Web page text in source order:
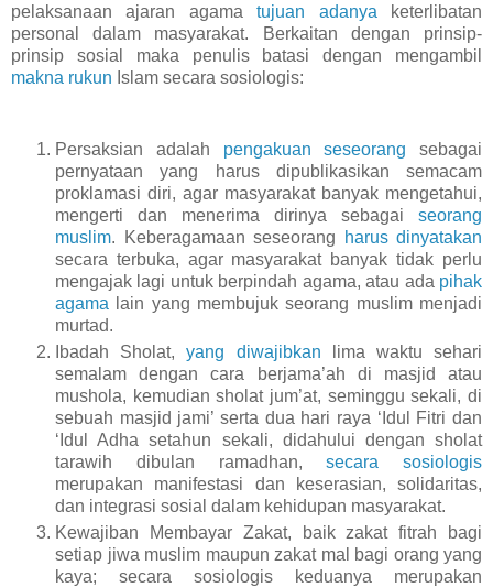
pelaksanaan ajaran agamatujuan adanya keterlibatan
personal dalam masyarakat. Berkaitan dengan prinsip-
prinsip sosial maka penulis batasi dengan mengambil
makna rukun Islam secara sosiologis:
Persaksian adalah pengakuan seseorang sebagai
pernyataan yang harus dipublikasikan semacam
proklamasi diri, agar masyarakat banyak mengetahui,
mengerti dan menerima dirinya sebagai seorang
muslim. Keberagamaan seseorang
harus dinyatakan
secara terbuka, agar masyarakat banyak tidak perlu
mengajak lagi untuk berpindah agama, atau ada pihak
agama lain yang membujuk seorang muslim menjadi
murtad.
Ibadah Sholat,yang diwajibkan lima waktu sehari
semalam dengan cara berjama’ah di masjid atau
mushola, kemudian sholat jum’at, seminggu sekali, di
sebuah masjid jami’ serta dua hari raya ‘Idul Fitri dan
‘Idul Adha setahun sekali, didahului dengan sholat
tarawih dibulan ramadhan,secara sosiologis
merupakan manifestasi dan keserasian, solidaritas,
dan integrasi sosial dalam kehidupan masyarakat.
Kewajiban Membayar Zakat, baik zakat fitrah bagi
setiap jiwa muslim maupun zakat mal bagi orang yang
kaya; secara sosiologis keduanya merupakan